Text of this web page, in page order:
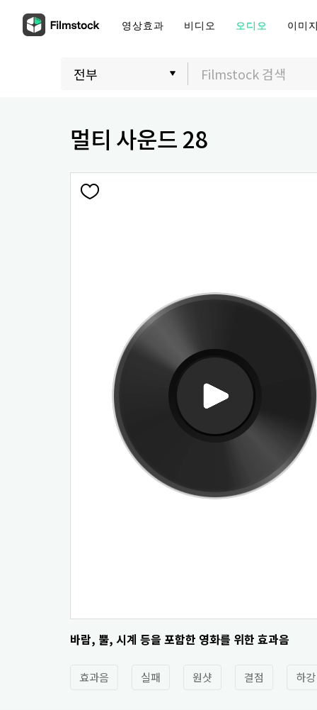
영상효과 비디오 오디오 이미
멀티 사운드 28
바람, 뿔, 시계 등을 포함한 영화를 위한 효과음
효과음 실패 원샷 결점 하강